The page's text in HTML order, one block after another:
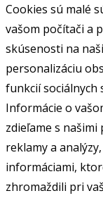
Cookies sú malé
vašom počítači a
skúsenosti na
personalizáciu
funkcií sociálnych
Informácie o
zdieľame s
reklamy a
informáciami,
zhromaždili pri